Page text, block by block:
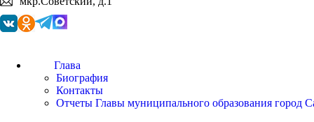
Глава
Биография
Контакты
Отчеты Главы муниципального образования город